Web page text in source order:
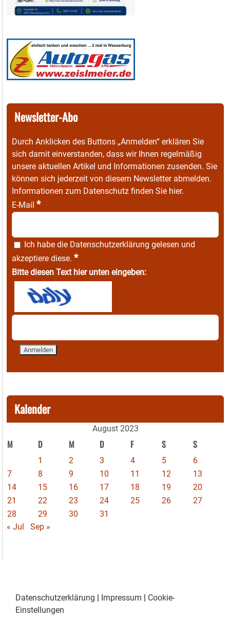
Newsletter-Abo
Durch Anklicken des Buttons „Anmelden“ erklären Sie
sich damit einverstanden, dass wir Ihnen regelmäßig
unsere aktuellen Artikel und Informationen zusenden. Sie
können sich jederzeit von diesem Newsletter abmelden.
Informationen zum Datenschutz finden Sie hier.
E-Mail *
Ich habe die Datenschutzerklärung gelesen und
akzeptiere diese. *
Bitte diesen Text hier unten eingeben:
Kalender
August 2023
M D M D F S S
1 2 3 4 5
6
7
8 9 10 11 12
13
14
15 16 17 18 19
20
21
22 23 24 25 26
27
28
29 30
31
« Jul
Sep »
Datenschutzerklärung | Impressum | Cookie-
Einstellungen